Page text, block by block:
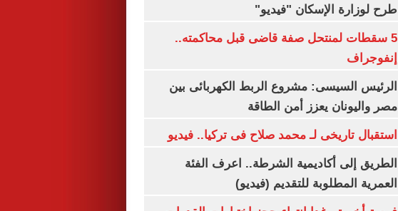
طرح لوزارة الإسكان "فيديو"
5 سقطات لمنتحل صفة قاضى قبل محاكمته..
إنفوجراف
الرئيس السيسى: مشروع الربط الكهربائى بين
مصر واليونان يعزز أمن الطاقة
استقبال تاريخى لـ محمد صلاح فى تركيا.. فيديو
الطريق إلى أكاديمية الشرطة.. اعرف الفئة
العمرية المطلوبة للتقديم (فيديو)